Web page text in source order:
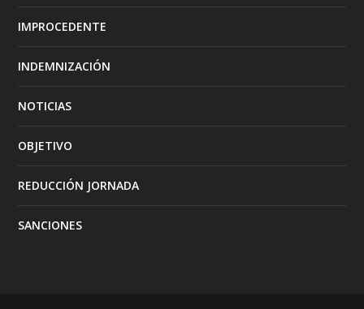
IMPROCEDENTE
INDEMNIZACIÓN
NOTICIAS
OBJETIVO
REDUCCIÓN JORNADA
SANCIONES